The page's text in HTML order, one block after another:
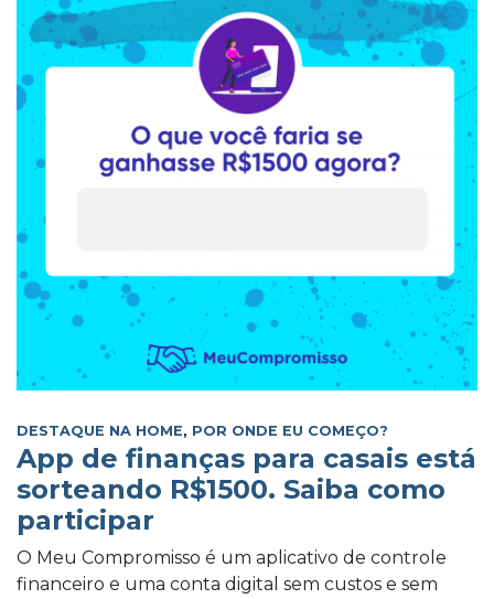
DESTAQUE NA HOME, POR ONDE EU COMEÇO?
App de finanças para casais está
sorteando R$1500. Saiba como
participar
O Meu Compromisso é um aplicativo de controle
financeiro e uma conta digital sem custos e sem